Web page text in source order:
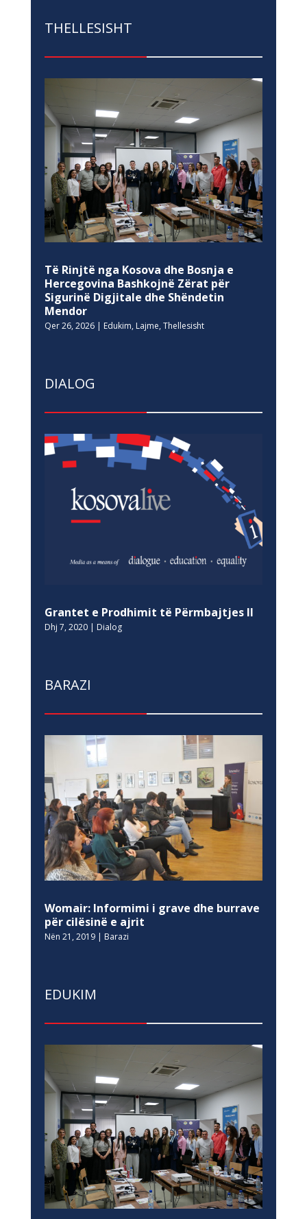
THELLESISHT
Të Rinjtë nga Kosova dhe Bosnja e
Hercegovina Bashkojnë Zërat për
Sigurinë Digjitale dhe Shëndetin
Mendor
Qer 26, 2026| Edukim, Lajme, Thellesisht
DIALOG
Grantet e Prodhimit të Përmbajtjes II
Dhj 7, 2020| Dialog
BARAZI
Womair: Informimi i grave dhe burrave
për cilësinë e ajrit
Nën 21, 2019| Barazi
EDUKIM